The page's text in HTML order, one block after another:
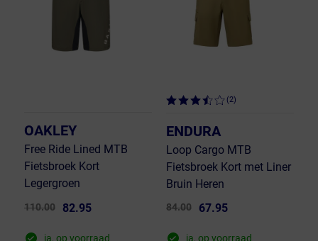
OAKLEY
Free Ride Lined MTB
Fietsbroek Kort
Legergroen
110.00 82.95
ja, op voorraad
(2)
ENDURA
Loop Cargo MTB
Fietsbroek Kort met Liner
Bruin Heren
84.00 67.95
ja, op voorraad